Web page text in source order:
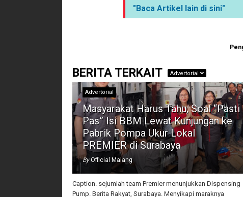
"Baca Artikel lain di sini"
BERITA TERKAIT Advertorial
Advertorial
Masyarakat Harus Tahu, Soal “Pasti
Pas” Isi BBM Lewat Kunjungan ke
Pabrik Pompa Ukur Lokal
PREMIER di Surabaya
By Official Malang
Caption. sejumlah team Premier menunjukkan Dispensing
Pump. Berita Rakyat, Surabaya. Menyikapi maraknya